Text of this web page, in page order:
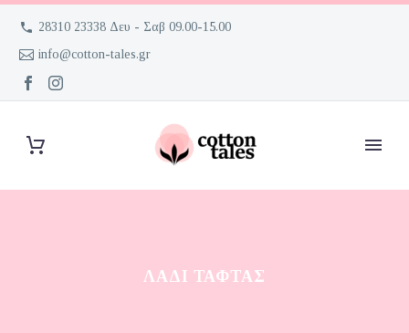
28310 23338 Δευ - Σαβ 09.00-15.00
info@cotton-tales.gr
ΛΑΔΊ ΤΑΦΤΆΣ